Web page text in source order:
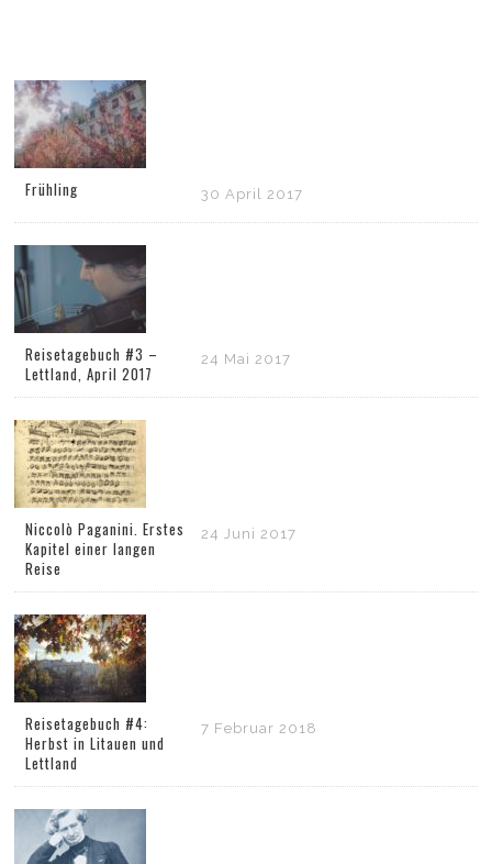
Frühling 30 April 2017
Reisetagebuch #3 –
Lettland, April 2017
24 Mai 2017
Niccolò Paganini. Erstes
Kapitel einer langen
Reise
24 Juni 2017
Reisetagebuch #4:
Herbst in Litauen und
Lettland
7 Februar 2018